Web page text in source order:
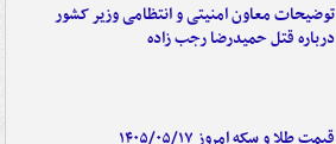
توضیحات معاون امنیتی و انتظامی وزیر کشور
درباره قتل حمیدرضا رجب زاده